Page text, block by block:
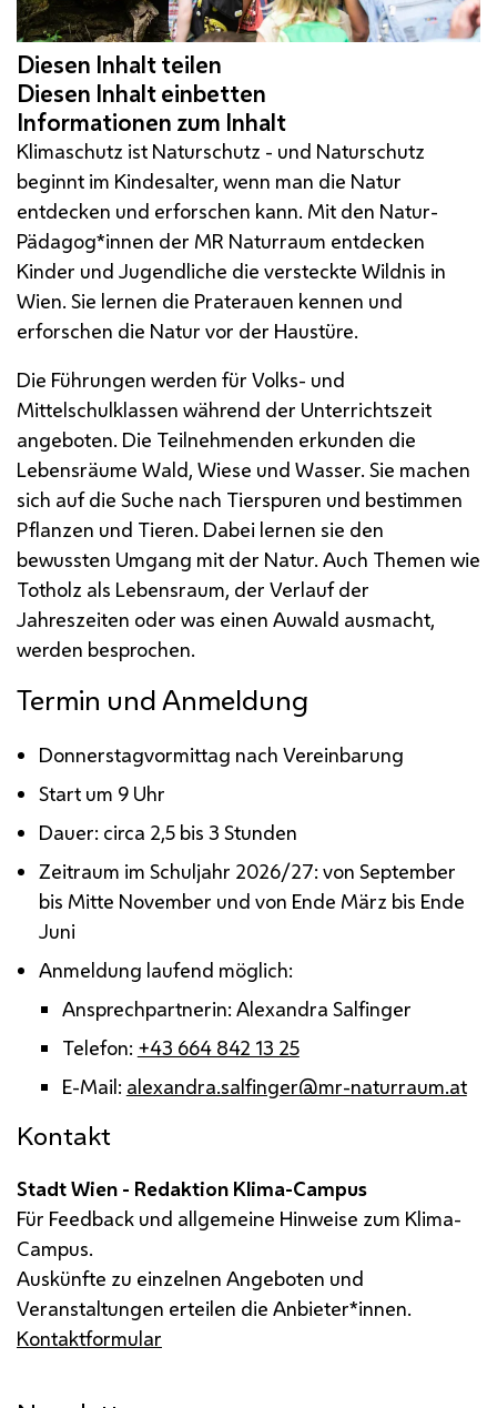
Klimaschutz ist Naturschutz - und Naturschutz
beginnt im Kindesalter, wenn man die Natur
entdecken und erforschen kann. Mit den Natur-
Pädagog*innen der MR Naturraum entdecken
Kinder und Jugendliche die versteckte Wildnis in
Wien. Sie lernen die Praterauen kennen und
erforschen die Natur vor der Haustüre.
Die Führungen werden für Volks- und
Mittelschulklassen während der Unterrichtszeit
angeboten. Die Teilnehmenden erkunden die
Lebensräume Wald, Wiese und Wasser. Sie machen
sich auf die Suche nach Tierspuren und bestimmen
Pflanzen und Tieren. Dabei lernen sie den
bewussten Umgang mit der Natur. Auch Themen wie
Totholz als Lebensraum, der Verlauf der
Jahreszeiten oder was einen Auwald ausmacht,
werden besprochen.
Termin und Anmeldung
Donnerstagvormittag nach Vereinbarung
Start um 9 Uhr
Dauer: circa 2,5 bis 3 Stunden
Zeitraum im Schuljahr 2026/27: von September
bis Mitte November und von Ende März bis Ende
Juni
Anmeldung laufend möglich:
Ansprechpartnerin: Alexandra Salfinger
Telefon: +43 664 842 13 25
E-Mail: alexandra.salfinger@mr-naturraum.at
Kontakt
Stadt Wien - Redaktion Klima-Campus
Für Feedback und allgemeine Hinweise zum Klima-
Campus.
Auskünfte zu einzelnen Angeboten und
Veranstaltungen erteilen die Anbieter*innen.
Kontaktformular